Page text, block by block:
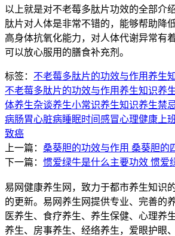
以上就是对不老莓多肽片功效的全部介
肽片对人体是非常不错的，能够帮助降
高身体抗氧化能力，对人体代谢异常有
可以放心服用的膳食补充剂。
标签： 不老莓多肽片的功效与作用养生
不老莓多肽片的功效与作用养生知识养
体养生杂谈养生小常识养生知识养生禁
病肠胃心脏病睡眠时间感冒心理健康 上
致癌
上一篇： 桑葵胆的功效与作用 桑葵胆的
下一篇： 惯爱绿牛是什么主要功效 惯爱
易网健康养生网，致力于都市养生知识
的更新。易网养生网提供专业、完善的
医养生、食疗养生、养生保健、心理养
养生、房事养生、经络养生，爱眼护眼